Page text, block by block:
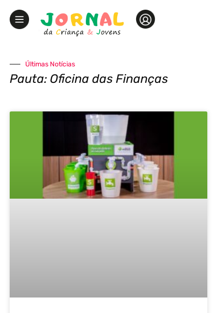
Últimas Notícias
Pauta: Oficina das Finanças